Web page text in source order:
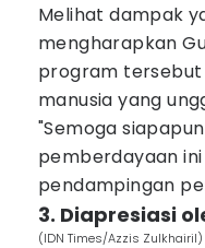
Melihat dampak
mengharapkan
program tersebut
manusia yang
"Semoga
pemberdayaan
pendampingan
3. Diapresiasi
(IDN Times/Azzis Zulkhairil)